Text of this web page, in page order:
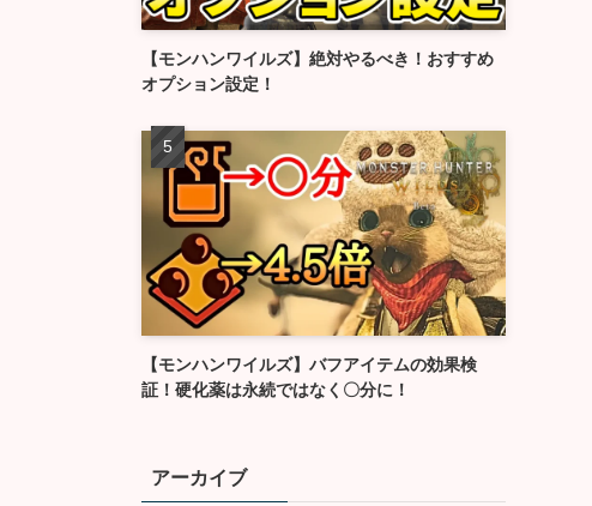
【モンハンワイルズ】絶対やるべき！おすすめ
オプション設定！
【モンハンワイルズ】バフアイテムの効果検
証！硬化薬は永続ではなく〇分に！
アーカイブ